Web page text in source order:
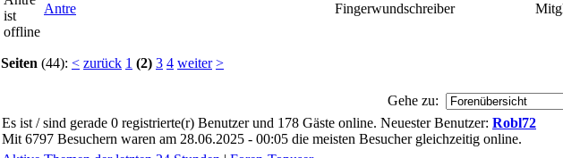
Antre Fingerwundschreiber
Seiten (44): < zurück 1 (2) 3 4 weiter >
Gehe zu:
Es ist / sind gerade 0 registrierte(r) Benutzer und 178 Gäste online. Neuester Benutzer: Robl72
Mit 6797 Besuchern waren am 28.06.2025 - 00:05 die meisten Besucher gleichzeitig online.